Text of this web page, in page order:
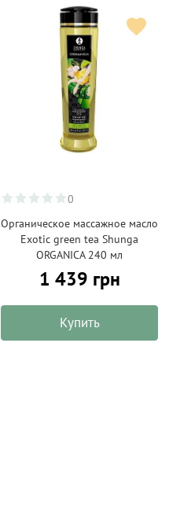
0
Органическое массажное масло
Exotic green tea Shunga
ORGANICA 240 мл
1 439 грн
Купить